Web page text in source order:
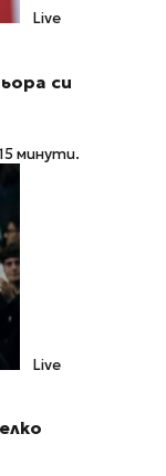
Live
си
минути.
Live